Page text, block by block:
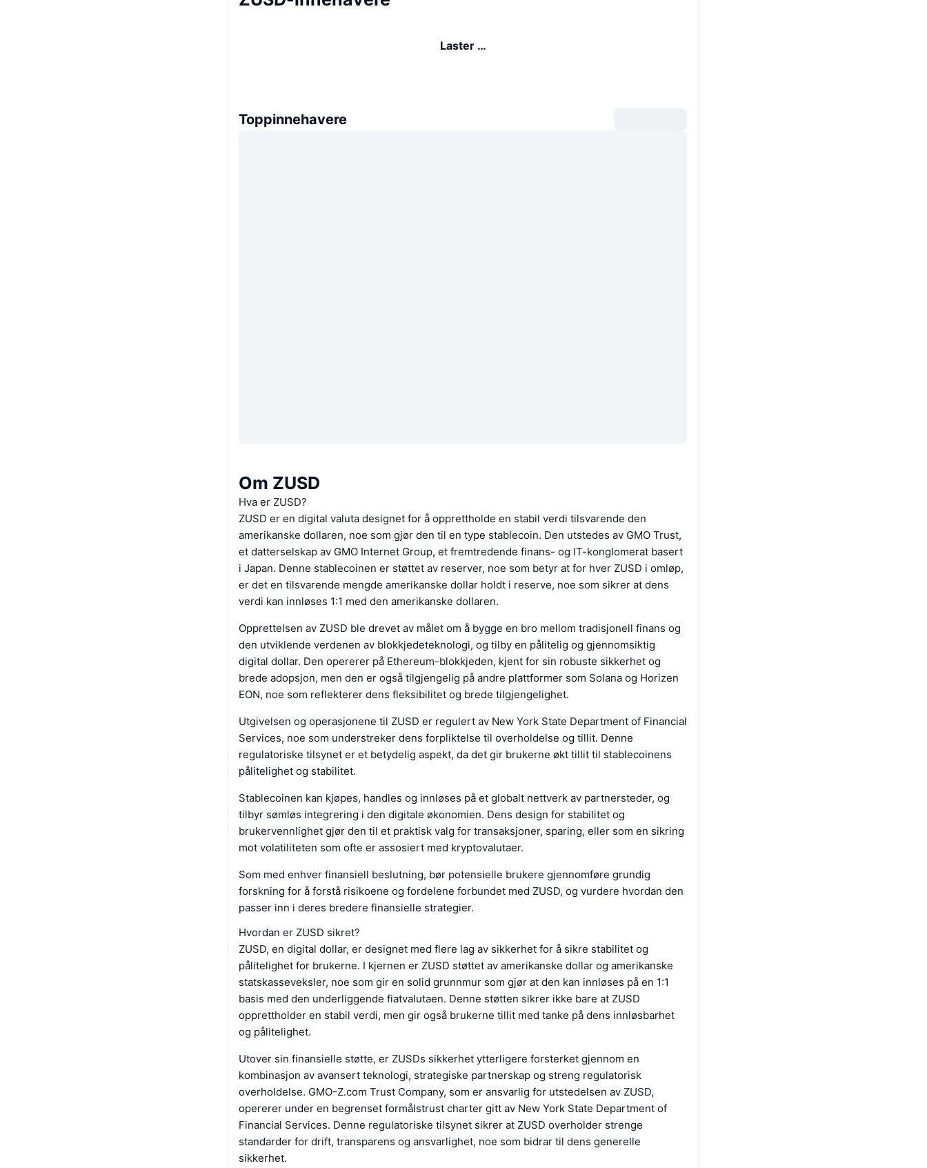
Laster …
Toppinnehavere
Om ZUSD
Hva er ZUSD?
ZUSD er en digital valuta designet for å opprettholde en stabil verdi tilsvarende den
amerikanske dollaren, noe som gjør den til en type stablecoin. Den utstedes av GMO Trust,
et datterselskap av GMO Internet Group, et fremtredende finans- og IT-konglomerat basert
i Japan. Denne stablecoinen er støttet av reserver, noe som betyr at for hver ZUSD i omløp,
er det en tilsvarende mengde amerikanske dollar holdt i reserve, noe som sikrer at dens
verdi kan innløses 1:1 med den amerikanske dollaren.
Opprettelsen av ZUSD ble drevet av målet om å bygge en bro mellom tradisjonell finans og
den utviklende verdenen av blokkjedeteknologi, og tilby en pålitelig og gjennomsiktig
digital dollar. Den opererer på Ethereum-blokkjeden, kjent for sin robuste sikkerhet og
brede adopsjon, men den er også tilgjengelig på andre plattformer som Solana og Horizen
EON, noe som reflekterer dens fleksibilitet og brede tilgjengelighet.
Utgivelsen og operasjonene til ZUSD er regulert av New York State Department of Financial
Services, noe som understreker dens forpliktelse til overholdelse og tillit. Denne
regulatoriske tilsynet er et betydelig aspekt, da det gir brukerne økt tillit til stablecoinens
pålitelighet og stabilitet.
Stablecoinen kan kjøpes, handles og innløses på et globalt nettverk av partnersteder, og
tilbyr sømløs integrering i den digitale økonomien. Dens design for stabilitet og
brukervennlighet gjør den til et praktisk valg for transaksjoner, sparing, eller som en sikring
mot volatiliteten som ofte er assosiert med kryptovalutaer.
Som med enhver finansiell beslutning, bør potensielle brukere gjennomføre grundig
forskning for å forstå risikoene og fordelene forbundet med ZUSD, og vurdere hvordan den
passer inn i deres bredere finansielle strategier.
Hvordan er ZUSD sikret?
ZUSD, en digital dollar, er designet med flere lag av sikkerhet for å sikre stabilitet og
pålitelighet for brukerne. I kjernen er ZUSD støttet av amerikanske dollar og amerikanske
statskasseveksler, noe som gir en solid grunnmur som gjør at den kan innløses på en 1:1
basis med den underliggende fiatvalutaen. Denne støtten sikrer ikke bare at ZUSD
opprettholder en stabil verdi, men gir også brukerne tillit med tanke på dens innløsbarhet
og pålitelighet.
Utover sin finansielle støtte, er ZUSDs sikkerhet ytterligere forsterket gjennom en
kombinasjon av avansert teknologi, strategiske partnerskap og streng regulatorisk
overholdelse. GMO-Z.com Trust Company, som er ansvarlig for utstedelsen av ZUSD,
opererer under en begrenset formålstrust charter gitt av New York State Department of
Financial Services. Denne regulatoriske tilsynet sikrer at ZUSD overholder strenge
standarder for drift, transparens og ansvarlighet, noe som bidrar til dens generelle
sikkerhet.